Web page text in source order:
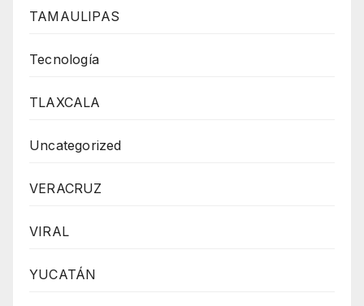
TAMAULIPAS
Tecnología
TLAXCALA
Uncategorized
VERACRUZ
VIRAL
YUCATÁN